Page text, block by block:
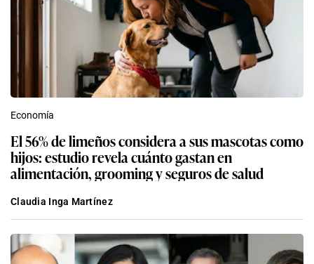
Economía
El 56% de limeños considera a sus mascotas como
hijos: estudio revela cuánto gastan en
alimentación, grooming y seguros de salud
Claudia Inga Martínez